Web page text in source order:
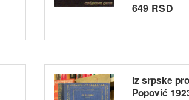
649 RSD
Iz srpske
Popović